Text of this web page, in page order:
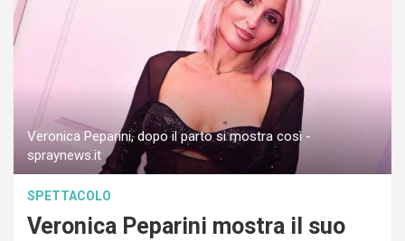
Veronica Peparini, dopo il parto si mostra così -
spraynews.it
SPETTACOLO
Veronica Peparini mostra il suo